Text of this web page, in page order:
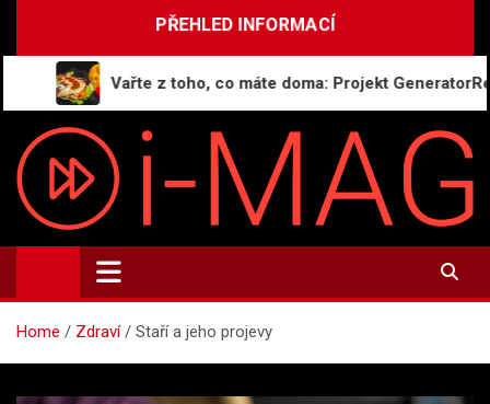
PŘEHLED INFORMACÍ
Vařte z toho, co máte doma: Projekt
i-MAG.CZ
Informační magazín | Public Relations
Home Zdraví Staří a jeho projevy